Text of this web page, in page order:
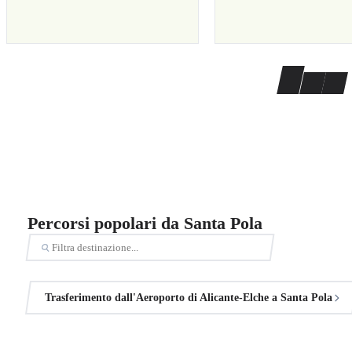
Percorsi popolari da Santa Pola
Trasferimento dall'Aeroporto di Alicante-Elche a Santa Pola